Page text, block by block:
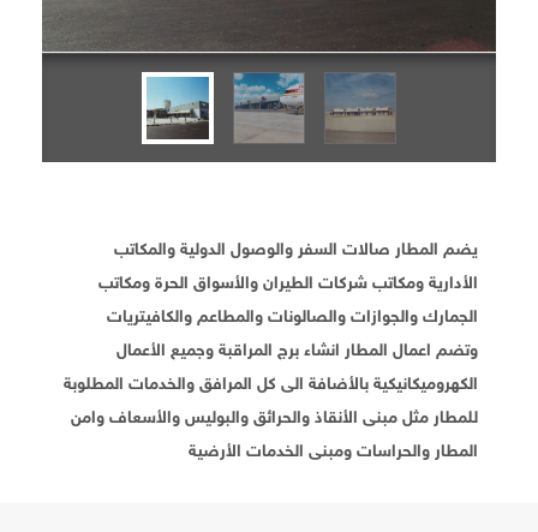
يضم المطار صالات السفر والوصول الدولية والمكاتب
الأدارية ومكاتب شركات الطيران والأسواق الحرة ومكاتب
الجمارك والجوازات والصالونات والمطاعم والكافيتريات
وتضم اعمال المطار انشاء برج المراقبة وجميع الأعمال
الكهروميكانيكية بالأضافة الى كل المرافق والخدمات المطلوبة
للمطار مثل مبنى الأنقاذ والحرائق والبوليس والأسعاف وامن
المطار والحراسات ومبنى الخدمات الأرضية